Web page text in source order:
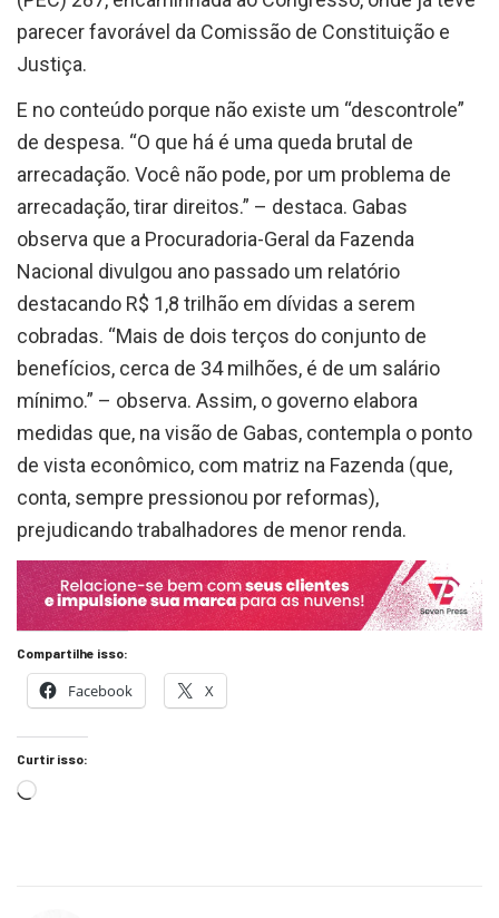
parecer favorável da Comissão de Constituição e
Justiça.
E no conteúdo porque não existe um “descontrole”
de despesa. “O que há é uma queda brutal de
arrecadação. Você não pode, por um problema de
arrecadação, tirar direitos.” – destaca. Gabas
observa que a Procuradoria-Geral da Fazenda
Nacional divulgou ano passado um relatório
destacando R$ 1,8 trilhão em dívidas a serem
cobradas. “Mais de dois terços do conjunto de
benefícios, cerca de 34 milhões, é de um salário
mínimo.” – observa. Assim, o governo elabora
medidas que, na visão de Gabas, contempla o ponto
de vista econômico, com matriz na Fazenda (que,
conta, sempre pressionou por reformas),
prejudicando trabalhadores de menor renda.
Compartilhe isso:
Facebook X
Curtir isso: